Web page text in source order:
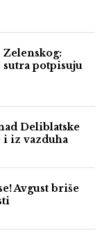
sutra potpisuju
Deliblatske
i iz vazduha
Avgust briše